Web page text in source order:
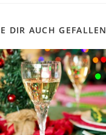
DIR AUCH GEFALLEN